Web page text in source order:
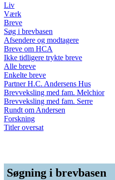
Liv
Værk
Breve
Søg i brevbasen
Afsendere og modtagere
Breve om HCA
Ikke tidligere trykte breve
Alle breve
Enkelte breve
Partner H.C. Andersens Hus
Brevveksling med fam. Melchior
Brevveksling med fam. Serre
Rundt om Andersen
Forskning
Titler oversat
Søgning i brevbasen